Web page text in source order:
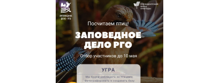
kaluga.jpg